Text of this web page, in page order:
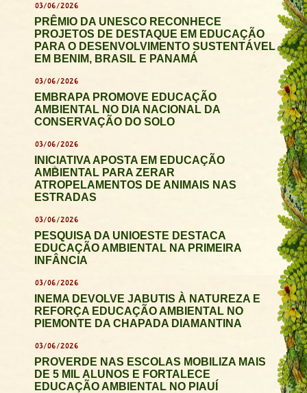
03/06/2026
PRÊMIO DA UNESCO RECONHECE
PROJETOS DE DESTAQUE EM EDUCAÇÃO
PARA O DESENVOLVIMENTO SUSTENTÁVEL
EM BENIM, BRASIL E PANAMÁ
03/06/2026
EMBRAPA PROMOVE EDUCAÇÃO
AMBIENTAL NO DIA NACIONAL DA
CONSERVAÇÃO DO SOLO
03/06/2026
INICIATIVA APOSTA EM EDUCAÇÃO
AMBIENTAL PARA ZERAR
ATROPELAMENTOS DE ANIMAIS NAS
ESTRADAS
03/06/2026
PESQUISA DA UNIOESTE DESTACA
EDUCAÇÃO AMBIENTAL NA PRIMEIRA
INFÂNCIA
03/06/2026
INEMA DEVOLVE JABUTIS À NATUREZA E
REFORÇA EDUCAÇÃO AMBIENTAL NO
PIEMONTE DA CHAPADA DIAMANTINA
03/06/2026
PROVERDE NAS ESCOLAS MOBILIZA MAIS
DE 5 MIL ALUNOS E FORTALECE
EDUCAÇÃO AMBIENTAL NO PIAUÍ